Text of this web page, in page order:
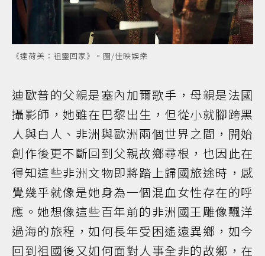
《達荷美：祖靈回家》。圖/佳映娛樂
迪歐普的父親是塞內加爾歌手，母親是法國
攝影師，她雖在巴黎出生，但從小就腳跨黑
人與白人、非洲與歐洲兩個世界之間，開始
創作後更不斷回到父親故鄉尋根，也因此在
得知這些非洲文物即將踏上歸國旅途時，感
覺幾乎就像是她身為一個混血女性存在的呼
應。她想像這些百年前的非洲國王雕像飄洋
過海的旅程，如何長年受困遙遠異鄉，如今
回到祖國後又如何面對人事全非的故鄉，在